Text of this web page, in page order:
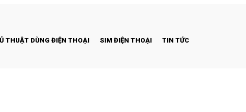
THUẬT DÙNG ĐIỆN THOẠI SIM ĐIỆN THOẠI TIN TỨC